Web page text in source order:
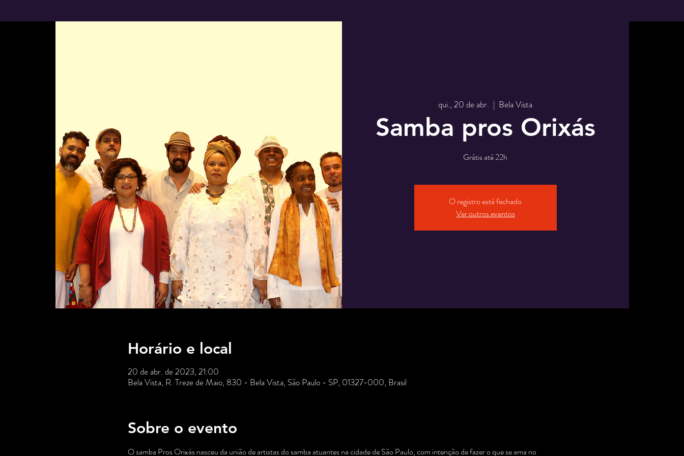
qui., 20 de abr.
  |
Bela Vista
Samba pros Orixás
Grátis até 22h
O registro está fechado
Ver outros eventos
Horário e local
20 de abr. de 2023, 21:00
Bela Vista, R. Treze de Maio, 830 - Bela Vista, São Paulo - SP, 01327-000, Brasil
Sobre o evento
O samba Pros Orixás nasceu da união de artistas do samba atuantes na cidade de São Paulo, com intenção de fazer o que se ama no